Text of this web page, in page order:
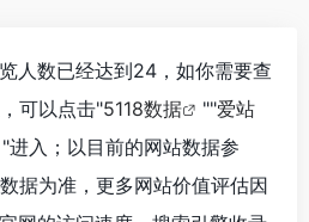
人数已经达到24，如你需要查
可以点击"5118数据 ""爱站
"进入；以目前的网站数据参
据为准，更多网站价值评估因